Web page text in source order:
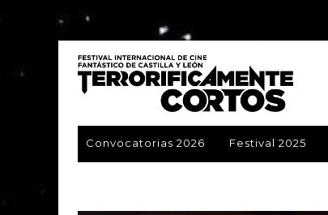
Convocatorias 2026 Festival 2025